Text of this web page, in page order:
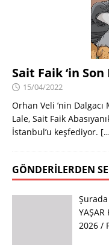
Sait Faik ‘in Son
15/04/2022
Orhan Veli ’nin
Lale, Sait Faik
İstanbul’u keşfediyor.
GÖNDERILERDEN
Şurada
2026 /